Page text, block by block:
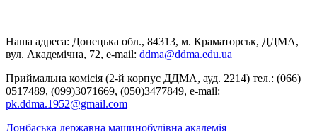
Наша адреса: Донецька обл., 84313, м. Краматорськ, ДДМА,
вул. Академічна, 72, е-mail: ddma@ddma.edu.ua
Приймальна комісія (2-й корпус ДДМА, ауд. 2214) тел.: (066)
0517489, (099)3071669, (050)3477849, e-mail:
pk.ddma.1952@gmail.com
Донбаська державна машинобудівна академія